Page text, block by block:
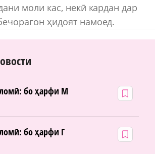
моли кас, некӣ кардан дар
ҳидоят намоед.
бо ҳарфи М
бо ҳарфи Г